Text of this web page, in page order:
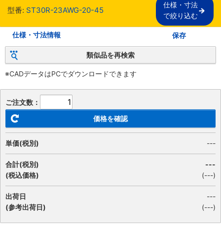
型番: ST30R-23AWG-20-45
仕様・寸法
で絞り込む
仕様・寸法情報 保存
類似品を再検索
※CADデータはPCでダウンロードできます
ご注文数：
価格を確認
単価(税別) ---
合計(税別)
(税込価格)
---
(---)
出荷日
(参考出荷日)
---
(---)